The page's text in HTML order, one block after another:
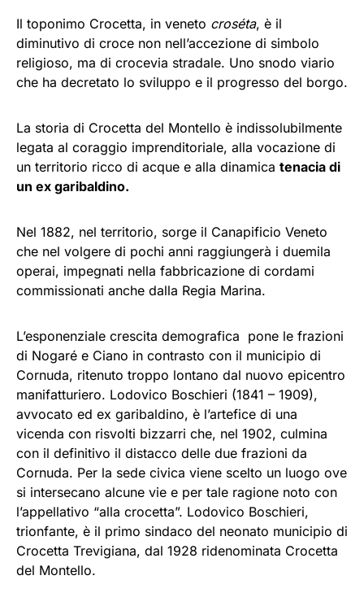
Il toponimo Crocetta, in veneto croséta, è il
diminutivo di croce non nell’accezione di simbolo
religioso, ma di crocevia stradale. Uno snodo viario
che ha decretato lo sviluppo e il progresso del borgo.
La storia di Crocetta del Montello è indissolubilmente
legata al coraggio imprenditoriale, alla vocazione di
un territorio ricco di acque e alla dinamica tenacia di
un ex garibaldino.
Nel 1882, nel territorio, sorge il Canapificio Veneto
che nel volgere di pochi anni raggiungerà i duemila
operai, impegnati nella fabbricazione di cordami
commissionati anche dalla Regia Marina.
L’esponenziale crescita demografica pone le frazioni
di Nogaré e Ciano in contrasto con il municipio di
Cornuda, ritenuto troppo lontano dal nuovo epicentro
manifatturiero. Lodovico Boschieri (1841 – 1909),
avvocato ed ex garibaldino, è l’artefice di una
vicenda con risvolti bizzarri che, nel 1902, culmina
con il definitivo il distacco delle due frazioni da
Cornuda. Per la sede civica viene scelto un luogo ove
si intersecano alcune vie e per tale ragione noto con
l’appellativo “alla crocetta”. Lodovico Boschieri,
trionfante, è il primo sindaco del neonato municipio di
Crocetta Trevigiana, dal 1928 ridenominata Crocetta
del Montello.